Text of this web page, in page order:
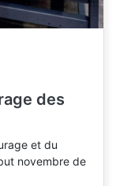
des
et du
novembre de